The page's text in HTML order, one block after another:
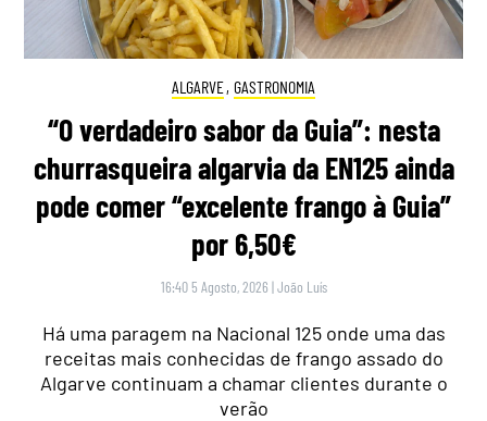
ALGARVE, GASTRONOMIA
“O verdadeiro sabor da Guia”: nesta
churrasqueira algarvia da EN125 ainda
pode comer “excelente frango à Guia”
por 6,50€
16:40 5 Agosto, 2026 |João Luís
Há uma paragem na Nacional 125 onde uma das
receitas mais conhecidas de frango assado do
Algarve continuam a chamar clientes durante o
verão